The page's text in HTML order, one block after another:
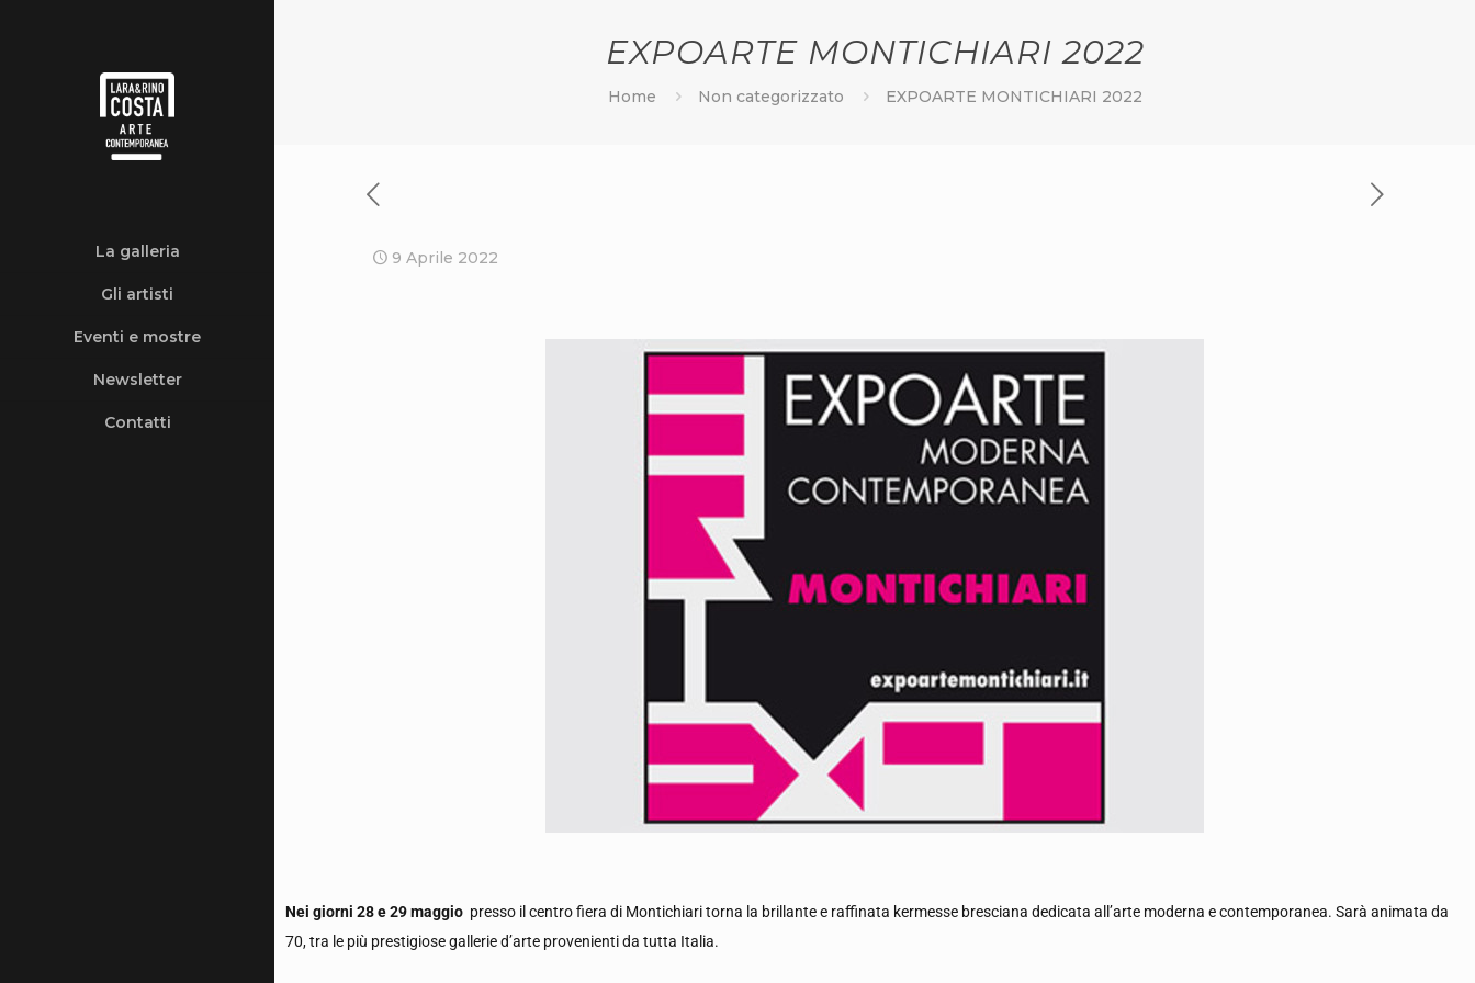
La galleria
Gli artisti
Eventi e mostre
Newsletter
Contatti
EXPOARTE MONTICHIARI 2022
Home Non categorizzato EXPOARTE MONTICHIARI 2022
9 Aprile 2022
Nei giorni 28 e 29 maggio presso il centro fiera di Montichiari torna la brillante e raffinata kermesse bresciana dedicata all’arte moderna e contemporanea. Sarà animata da
70, tra le più prestigiose gallerie d’arte provenienti da tutta Italia.